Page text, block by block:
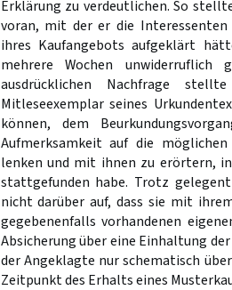
Erklärung zu verdeutlichen. So
voran, mit der er die Interessenten
ihres Kaufangebots aufgeklärt
mehrere Wochen unwiderruflich
ausdrücklichen Nachfrage
Mitleseexemplar seines
können, dem
Aufmerksamkeit auf die
lenken und mit ihnen zu erörtern,
stattgefunden habe. Trotz
nicht darüber auf, dass sie mit
gegebenenfalls vorhandenen
Absicherung über eine Einhaltung
der Angeklagte nur schematisch
Zeitpunkt des Erhalts eines